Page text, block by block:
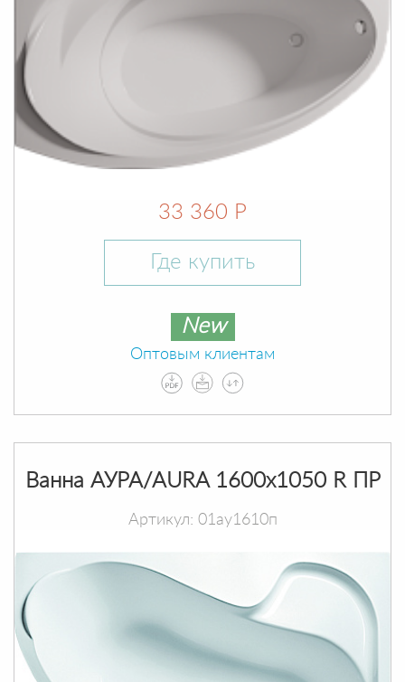
33 360 Р
Где купить
New
Оптовым клиентам
Ванна АУРА/AURA 1600х1050 R ПР
Артикул: 01ау1610п